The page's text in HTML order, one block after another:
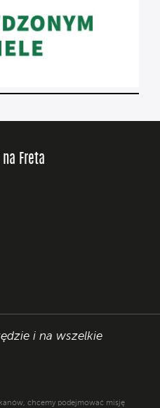
Freta
i na wszelkie
chcemy podejmować misję